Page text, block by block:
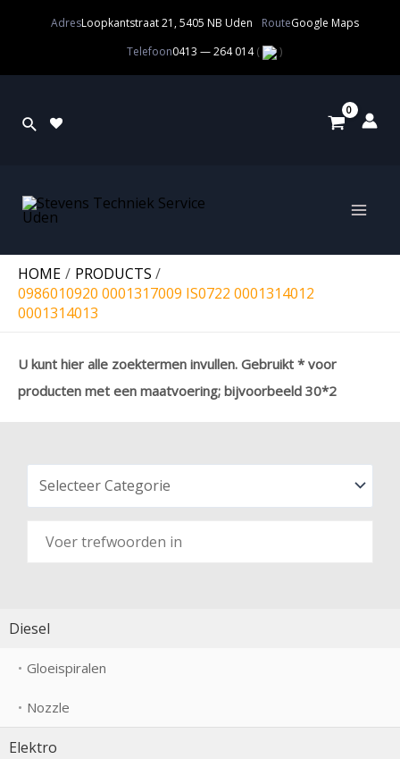
AdresLoopkantstraat 21, 5405 NB Uden RouteGoogle Maps
Telefoon0413 — 264 014( )
HOME
PRODUCTS
0986010920 0001317009 IS0722 0001314012
0001314013
U kunt hier alle zoektermen invullen. Gebruikt * voor
producten met een maatvoering; bijvoorbeeld 30*2
Diesel
Gloeispiralen
Nozzle
Elektro